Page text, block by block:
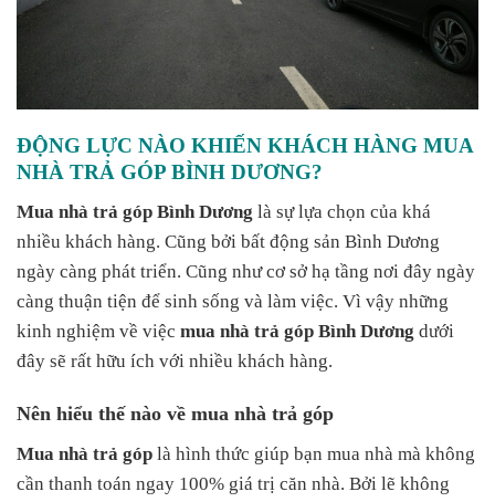
ĐỘNG LỰC NÀO KHIẾN KHÁCH HÀNG MUA
NHÀ TRẢ GÓP BÌNH DƯƠNG?
Mua nhà trả góp Bình Dương là sự lựa chọn của khá
nhiều khách hàng. Cũng bởi bất động sản Bình Dương
ngày càng phát triển. Cũng như cơ sở hạ tầng nơi đây ngày
càng thuận tiện để sinh sống và làm việc. Vì vậy những
kinh nghiệm về việc mua nhà trả góp Bình Dương dưới
đây sẽ rất hữu ích với nhiều khách hàng.
Nên hiểu thế nào về mua nhà trả góp
Mua nhà trả góp là hình thức giúp bạn mua nhà mà không
cần thanh toán ngay 100% giá trị căn nhà. Bởi lẽ không